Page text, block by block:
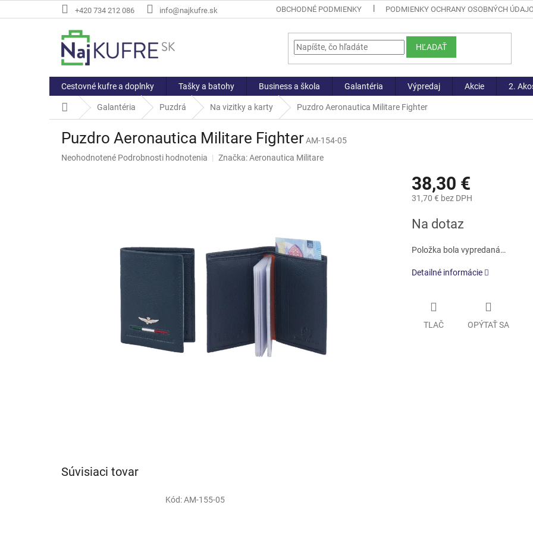
na
+420 734 212 086 info@najkufre.sk OBCHODNÉ PODMIENKY PODMIENKY OCHRANY OSOBNÝCH
HĽADAŤ
Cestovné kufre a doplnky Tašky a batohy Business a škola Galantéria Výpredaj Akcie 2.
DomovGalantéria Puzdrá Na vizitky a karty Puzdro Aeronautica Militare Fighter
Puzdro Aeronautica Militare FighterAM-154-05
Priemerné
Neohodnotené Podrobnosti hodnotenia Značka:Aeronautica Militare
38,30 €
31,70 € bez DPH
cena:
Na dotaz
Položka bola vypredaná…
Detailné informácie
TLAČ OPÝTAŤ SA
Súvisiaci tovar
Kód:AM-155-05